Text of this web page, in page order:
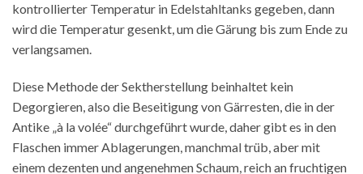
kontrollierter Temperatur in Edelstahltanks gegeben, dann
wird die Temperatur gesenkt, um die Gärung bis zum Ende zu
verlangsamen.
Diese Methode der Sektherstellung beinhaltet kein
Degorgieren, also die Beseitigung von Gärresten, die in der
Antike „à la volée“ durchgeführt wurde, daher gibt es in den
Flaschen immer Ablagerungen, manchmal trüb, aber mit
einem dezenten und angenehmen Schaum, reich an fruchtigen